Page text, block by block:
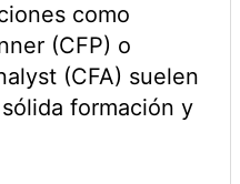
como
(CFP) o
(CFA) suelen
formación y